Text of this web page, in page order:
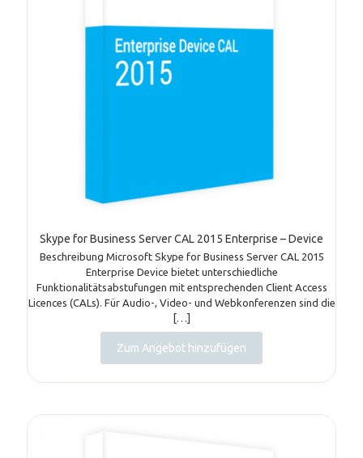
Skype for Business Server CAL 2015 Enterprise – Device
Beschreibung Microsoft Skype for Business Server CAL 2015
Enterprise Device bietet unterschiedliche
Funktionalitätsabstufungen mit entsprechenden Client Access
Licences (CALs). Für Audio-, Video- und Webkonferenzen sind die
[…]
Zum Angebot hinzufügen